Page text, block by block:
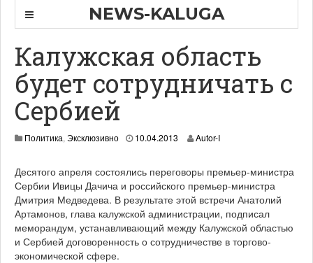
NEWS-KALUGA
Калужская область
будет сотрудничать с
Сербией
Политика, Эксклюзивно 10.04.2013
0
5
.
0
1
3
Autor-I
Десятого апреля состоялись переговоры премьер-министра
Сербии Ивицы Дачича и российского премьер-министра
Дмитрия Медведева. В результате этой встречи Анатолий
Артамонов, глава калужской администрации, подписал
меморандум, устанавливающий между Калужской областью
и Сербией договоренность о сотрудничестве в торгово-
экономической сфере.